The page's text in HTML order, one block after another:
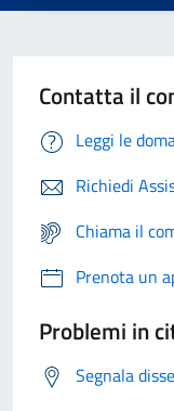
Contatta il
Leggi le
Richiedi
Chiama il
Prenota un
Problemi in
Segnala